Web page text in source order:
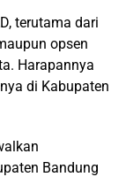
terutama dari
opsen
Harapannya
di Kabupaten
Bandung